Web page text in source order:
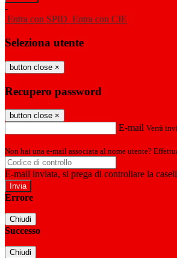
-
Entra con SPID Entra con CIE
Seleziona utente
button close ×
Recupero password
button close ×
E-mail Verrà
Non hai una e-mail associata al nome utente?
E-mail inviata, si prega di controllare la
Errore
Chiudi
Successo
Chiudi